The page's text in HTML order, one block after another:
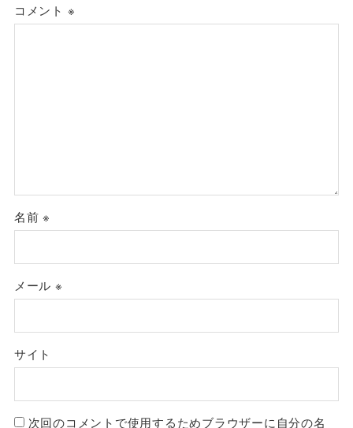
コメント ※
名前※
メール ※
サイト
次回のコメントで使用するためブラウザーに自分の名